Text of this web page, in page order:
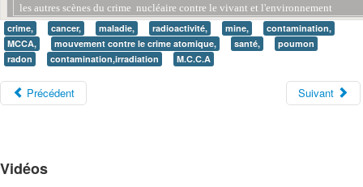
les autres scènes du crime nucléaire contre le vivant et l'environnement
crime,
cancer, maladie, radioactivité, mine,
contamination,
MCCA,
mouvement contre le crime atomique, santé,
poumon
radon
contamination,irradiation M.C.C.A
Précédent Suivant
Vidéos